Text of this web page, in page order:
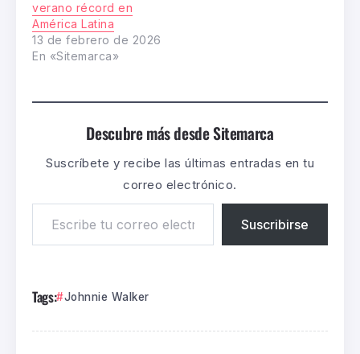
verano récord en
América Latina
13 de febrero de 2026
En «Sitemarca»
Descubre más desde Sitemarca
Suscríbete y recibe las últimas entradas en tu
correo electrónico.
Suscribirse
Tags: Johnnie Walker